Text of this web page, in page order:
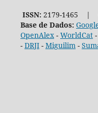
ISSN:2179-1465 |
Base de Dados:
OpenAlex- WorldCat-
- DRJI- Miguilim -